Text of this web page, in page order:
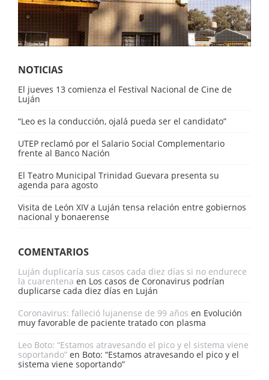
NOTICIAS
El jueves 13 comienza el Festival Nacional de Cine de
Luján
“Leo es la conducción, ojalá pueda ser el candidato”
UTEP reclamó por el Salario Social Complementario
frente al Banco Nación
El Teatro Municipal Trinidad Guevara presenta su
agenda para agosto
Visita de León XIV a Luján tensa relación entre gobiernos
nacional y bonaerense
COMENTARIOS
Luján duplicaría sus casos cada diez días si no endurece
la cuarentena en Los casos de Coronavirus podrían
duplicarse cada diez días en Luján
Coronavirus: falleció lujanense de 99 años en Evolución
muy favorable de paciente tratado con plasma
Leo Boto: “Estamos atravesando el pico y el sistema viene
soportando” en Boto: “Estamos atravesando el pico y el
sistema viene soportando”